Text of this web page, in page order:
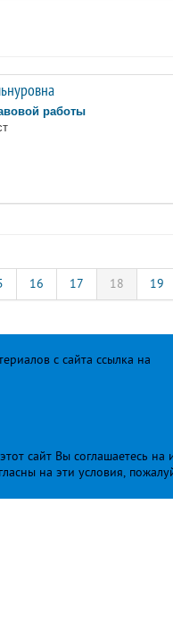
работы
16 17 18 19
с сайта ссылка на
сайт Вы соглашаетесь
на эти условия,